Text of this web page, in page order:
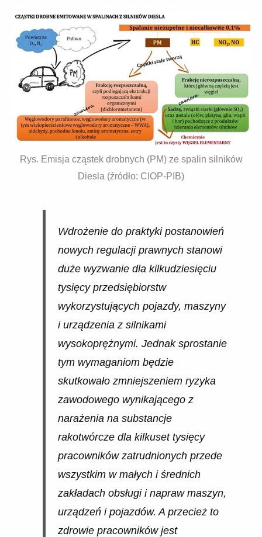
Rys. Emisja cząstek drobnych (PM) ze spalin silników
Diesla (źródło: CIOP-PIB)
Wdrożenie do praktyki postanowień
nowych regulacji prawnych stanowi
duże wyzwanie dla kilkudziesięciu
tysięcy przedsiębiorstw
wykorzystujących pojazdy, maszyny
i urządzenia z silnikami
wysokoprężnymi. Jednak sprostanie
tym wymaganiom będzie
skutkowało zmniejszeniem ryzyka
zawodowego wynikającego z
narażenia na substancje
rakotwórcze dla kilkuset tysięcy
pracowników zatrudnionych przede
wszystkim w małych i średnich
zakładach obsługi i napraw maszyn,
urządzeń i pojazdów. A przecież to
zdrowie pracowników jest